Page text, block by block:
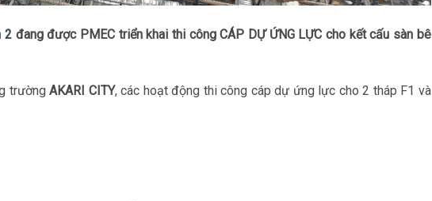
2 đang được PMEC triển khai thi công CÁP DỰ ỨNG LỰC cho kết cấu sàn bê
trườngAKARI CITY, các hoạt động thi công cáp dự ứng lực cho 2 tháp F1 và